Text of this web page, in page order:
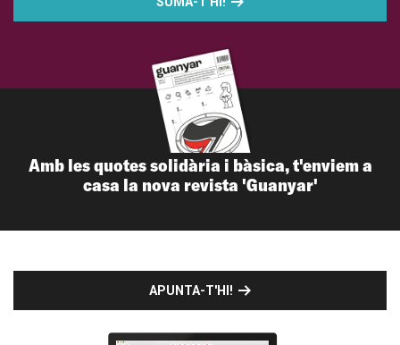
Amb les quotes solidària i bàsica, t'enviem a
casa la nova revista 'Guanyar'
APUNTA-T'HI!